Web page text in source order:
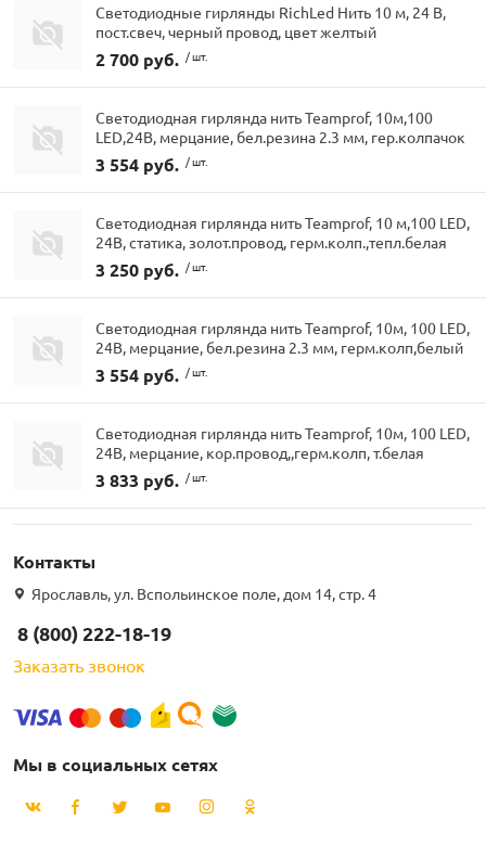
Светодиодные гирлянды RichLed Нить 10 м, 24 В,
пост.свеч, черный провод, цвет желтый
2 700 руб. / шт.
Светодиодная гирлянда нить Teamprof, 10м,100
LED,24В, мерцание, бел.резина 2.3 мм, гер.колпачок
3 554 руб. / шт.
Светодиодная гирлянда нить Teamprof, 10 м,100 LED,
24В, статика, золот.провод, герм.колп.,тепл.белая
3 250 руб. / шт.
Светодиодная гирлянда нить Teamprof, 10м, 100 LED,
24В, мерцание, бел.резина 2.3 мм, герм.колп,белый
3 554 руб. / шт.
Светодиодная гирлянда нить Teamprof, 10м, 100 LED,
24В, мерцание, кор.провод,,герм.колп, т.белая
3 833 руб. / шт.
Контакты
Ярославль, ул. Вспольинское поле, дом 14, стр. 4
8 (800) 222-18-19
Заказать звонок
Мы в социальных сетях